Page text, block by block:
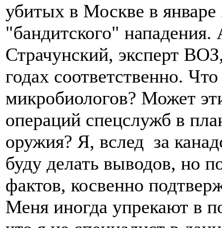
убитых в Москве в январе
"бандитского"
Страчунский, эксперт
годах соответственно.
микробиологов? Может
операций спецслужб в
оружия? Я, вслед за
буду делать выводов, но
фактов, косвенно
Меня иногда упрекают в